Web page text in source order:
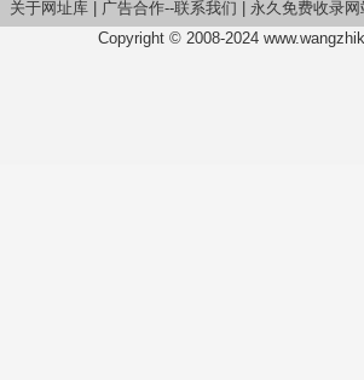
书馆，为法律学者提供一个交流研究成果、展现自我
关于网址库| 广告合作--联系我们
永久免费收录网
Copyright © 2008-2024